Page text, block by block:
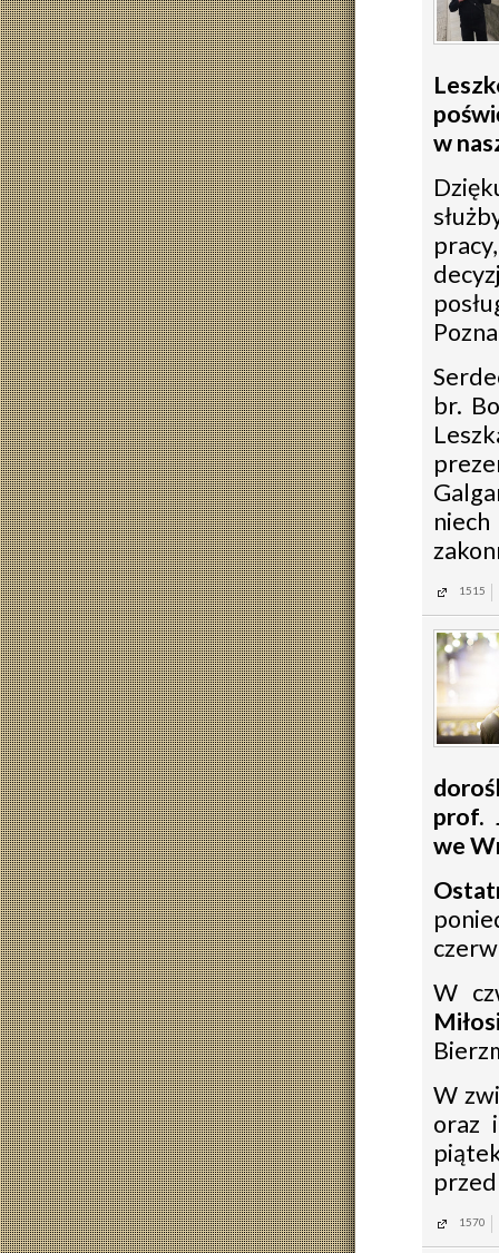
w
br.
1515
prof.
we
W
W
oraz
1570